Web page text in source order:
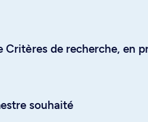
Critères de recherche, en
souhaité